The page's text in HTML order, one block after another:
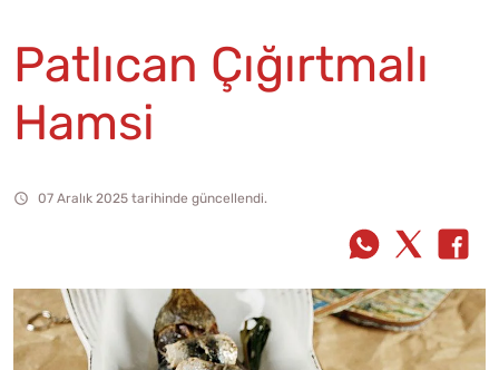
Patlıcan Çığırtmalı
Hamsi
07 Aralık 2025 tarihinde güncellendi.